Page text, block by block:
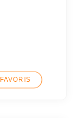
FAVORIS